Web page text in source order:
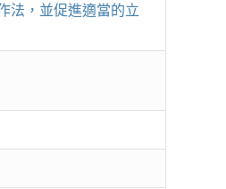
法，並促進適當的立